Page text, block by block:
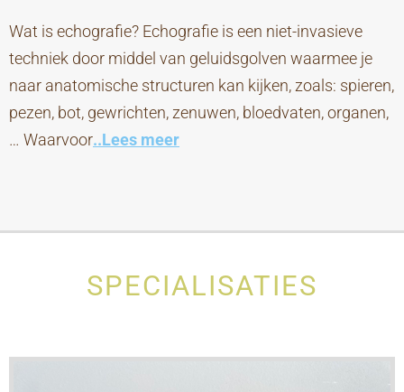
Wat is echografie? Echografie is een niet-invasieve
techniek door middel van geluidsgolven waarmee je
naar anatomische structuren kan kijken, zoals: spieren,
pezen, bot, gewrichten, zenuwen, bloedvaten, organen,
… Waarvoor..Lees meer
SPECIALISATIES